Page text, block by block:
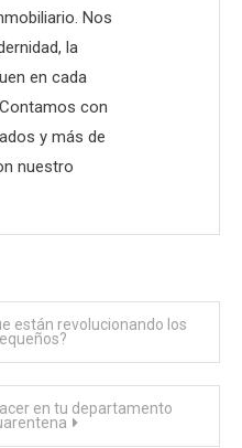
Nos
la
en cada
con
y más de
nuestro
están revolucionando los
en tu departamento